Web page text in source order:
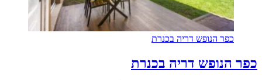
כפר הנופש דריה בכנרת
כפר הנופש דריה בכנרת